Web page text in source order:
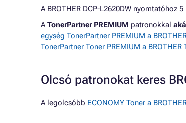
A BROTHER DCP-L2620DW
ATonerPartner PREMIUM patronokkal
egység TonerPartner PREMIUM a
TonerPartner Toner PREMIUM a
Olcsó patronokat keres
A legolcsóbb ECONOMY Toner a